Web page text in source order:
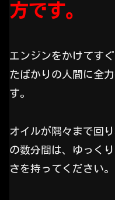
方です。
エンジンをかけてす
たばかりの人間に全
す。
オイルが隅々まで回
の数分間は、ゆっく
さを持ってください。